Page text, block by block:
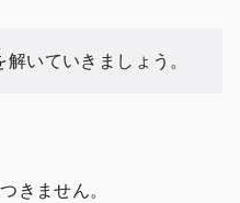
いていきましょう。
きません。